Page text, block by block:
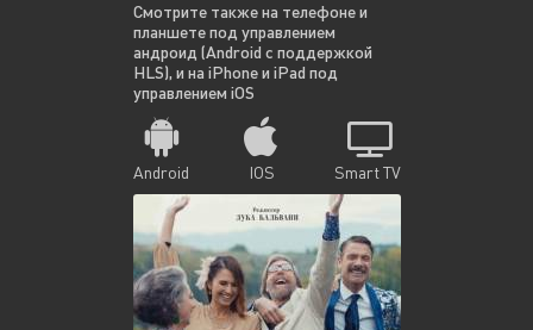
Смотрите также на телефоне и
планшете под управлением
андроид (Android с поддержкой
HLS), и на iPhone и iPad под
управлением iOS
Android IOS Smart TV